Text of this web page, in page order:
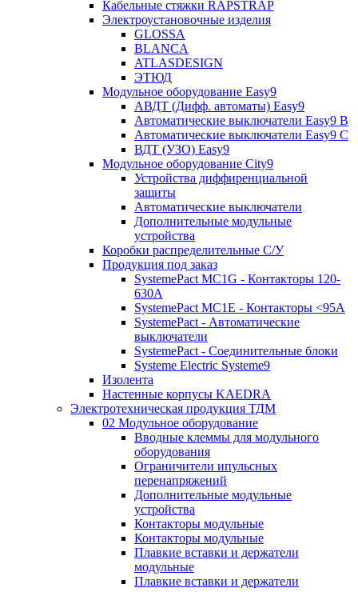
Кабельные стяжки RAPSTRAP
Электроустановочные изделия
GLOSSA
BLANCA
ATLASDESIGN
ЭТЮД
Модульное оборудование Easy9
АВДТ (Дифф. автоматы) Easy9
Автоматические выключатели Easy9 В
Автоматические выключатели Easy9 С
ВДТ (УЗО) Easy9
Модульное оборудование City9
Устройства диффиренциальной
защиты
Автоматические выключатели
Дополнительные модульные
устройства
Коробки распределительные C/У
Продукция под заказ
SystemePact MC1G - Контакторы 120-
630A
SystemePact MC1E - Контакторы <95A
SystemePact - Автоматические
выключатели
SystemePact - Соединительные блоки
Systeme Electric Systeme9
Изолента
Настенные корпусы KAEDRA
Электротехническая продукция ТДМ
02 Модульное оборудование
Вводные клеммы для модульного
оборудования
Ограничители ипульсных
перенапряжений
Дополнительные модульные
устройства
Контакторы модульные
Контакторы модульные
Плавкие вставки и держатели
модульные
Плавкие вставки и держатели